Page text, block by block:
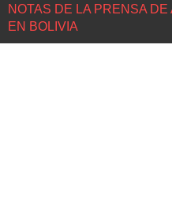
NOTAS DE LA PRENSA
EN BOLIVIA